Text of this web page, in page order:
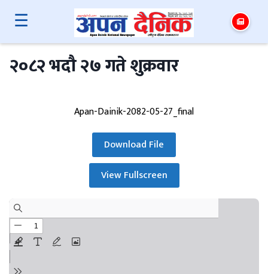
☰
२०८२ भदौ २७ गते शुक्रवार
Apan-Dainik-2082-05-27_final
Download File
View Fullscreen